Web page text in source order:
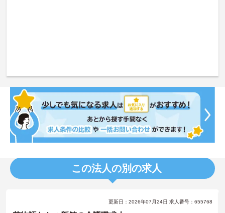
この法人の別の求人
更新日：2026年07月24日 求人番号：655768